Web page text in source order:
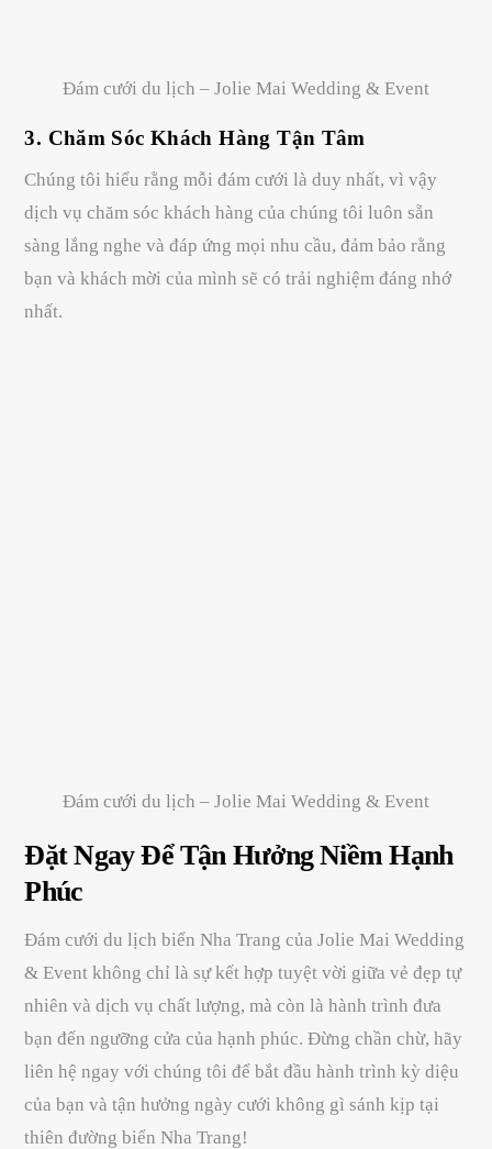
Đám cưới du lịch – Jolie Mai Wedding & Event
3. Chăm Sóc Khách Hàng Tận Tâm
Chúng tôi hiểu rằng mỗi đám cưới là duy nhất, vì vậy
dịch vụ chăm sóc khách hàng của chúng tôi luôn sẵn
sàng lắng nghe và đáp ứng mọi nhu cầu, đảm bảo rằng
bạn và khách mời của mình sẽ có trải nghiệm đáng nhớ
nhất.
Đám cưới du lịch – Jolie Mai Wedding & Event
Đặt Ngay Để Tận Hưởng Niềm Hạnh
Phúc
Đám cưới du lịch biển Nha Trang của Jolie Mai Wedding
& Event không chỉ là sự kết hợp tuyệt vời giữa vẻ đẹp tự
nhiên và dịch vụ chất lượng, mà còn là hành trình đưa
bạn đến ngưỡng cửa của hạnh phúc. Đừng chần chừ, hãy
liên hệ ngay với chúng tôi để bắt đầu hành trình kỳ diệu
của bạn và tận hưởng ngày cưới không gì sánh kịp tại
thiên đường biển Nha Trang!